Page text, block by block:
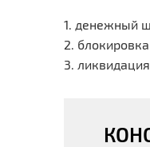
денежный